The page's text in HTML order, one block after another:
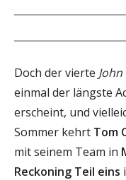
Doch der vierte
einmal der längste
erscheint, und
Sommer kehrt Tom
mit seinem Team in
Reckoning Teil eins